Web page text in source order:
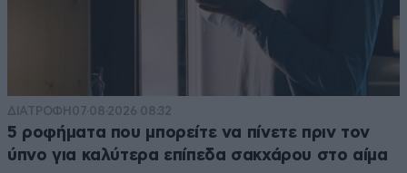
ΔΙΑΤΡΟΦΗ 07·08·2026 08:32
5 ροφήματα που μπορείτε να πίνετε πριν τον
ύπνο για καλύτερα επίπεδα σακχάρου στο αίμα